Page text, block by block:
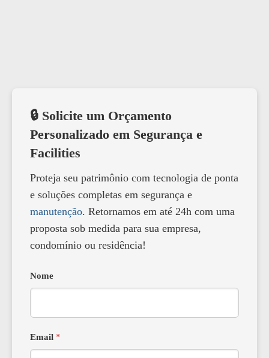
🔒 Solicite um Orçamento
Personalizado em Segurança e
Facilities
Proteja seu patrimônio com tecnologia de ponta
e soluções completas em segurança e
manutenção. Retornamos em até 24h com uma
proposta sob medida para sua empresa,
condomínio ou residência!
Nome
Email *